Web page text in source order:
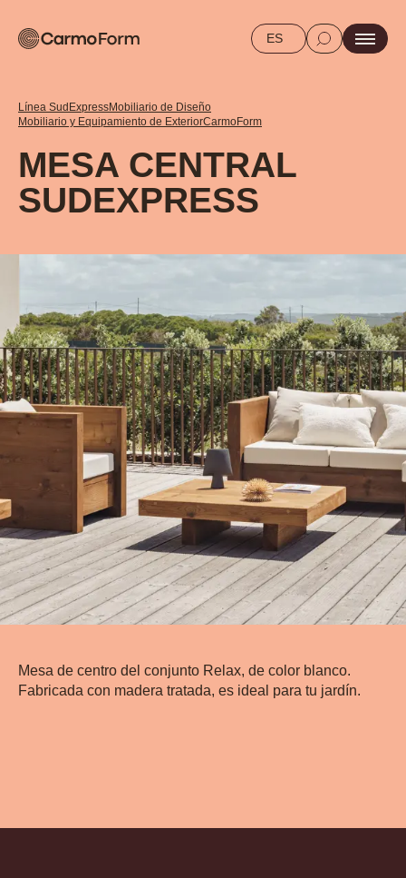
ES
Línea SudExpressMobiliario de Diseño
Mobiliario y Equipamiento de ExteriorCarmoForm
MESA CENTRAL
SUDEXPRESS
Mesa de centro del conjunto Relax, de color blanco.
Fabricada con madera tratada, es ideal para tu jardín.